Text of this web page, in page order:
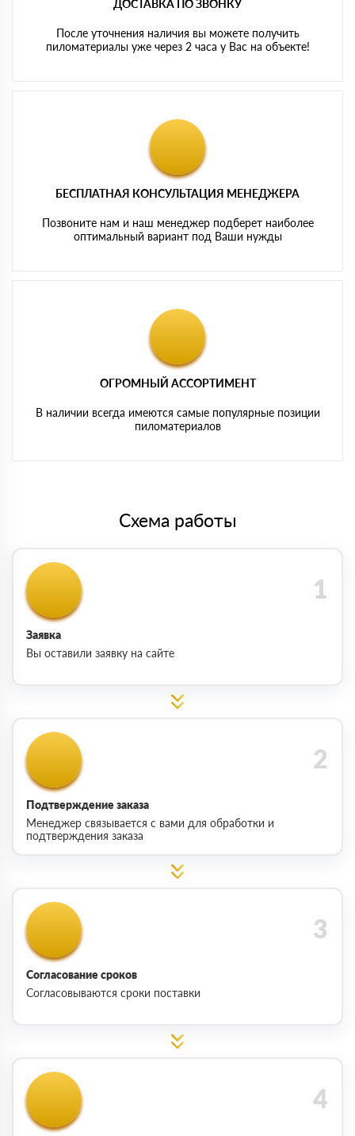
ДОСТАВКА ПО ЗВОНКУ
После уточнения наличия вы можете получить
пиломатериалы уже через 2 часа у Вас на объекте!
БЕСПЛАТНАЯ КОНСУЛЬТАЦИЯ МЕНЕДЖЕРА
Позвоните нам и наш менеджер подберет наиболее
оптимальный вариант под Ваши нужды
ОГРОМНЫЙ АССОРТИМЕНТ
В наличии всегда имеются самые популярные позиции
пиломатериалов
Схема работы
Заявка
Вы оставили заявку на сайте
Подтверждение заказа
Менеджер связывается с вами для обработки и
подтверждения заказа
Согласование сроков
Согласовываются сроки поставки